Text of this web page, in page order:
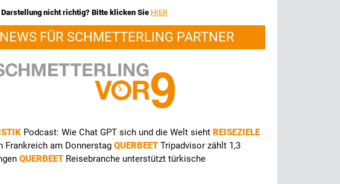
Darstellung nicht richtig? Bitte klicken Sie HIER
FÜR SCHMETTERLING PARTNER
Podcast: Wie Chat GPT sich und die Welt sieht REISEZIELE
Frankreich am Donnerstag QUERBEETTripadvisor zählt 1,3
QUERBEET Reisebranche unterstützt türkische